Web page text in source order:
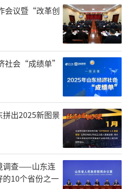
点、特色鲜果冰粉，还购
斑美颜饮等多种中医养生
止济南市民。
对中医药养生服务的需
众日常生活的距离，淄博
在全市启动主题为“传播扁
”的中医药健康夜市体验
31日每周六晚，各大医院
博物馆南广场轮番上阵，
、适宜、优质、高效的中
会议暨“改革创
社会“成绩单”
出2025新图景
调查——山东连
10个省份之一